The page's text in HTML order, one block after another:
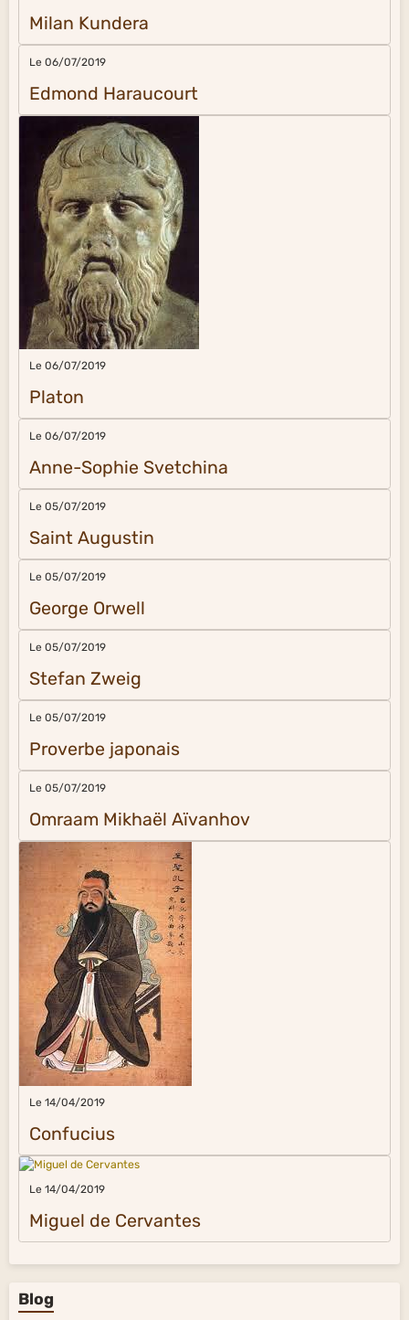
Milan Kundera
Le 06/07/2019
Edmond Haraucourt
Le 06/07/2019
Platon
Le 06/07/2019
Anne-Sophie Svetchina
Le 05/07/2019
Saint Augustin
Le 05/07/2019
George Orwell
Le 05/07/2019
Stefan Zweig
Le 05/07/2019
Proverbe japonais
Le 05/07/2019
Omraam Mikhaël Aïvanhov
Le 14/04/2019
Confucius
Le 14/04/2019
Miguel de Cervantes
Blog